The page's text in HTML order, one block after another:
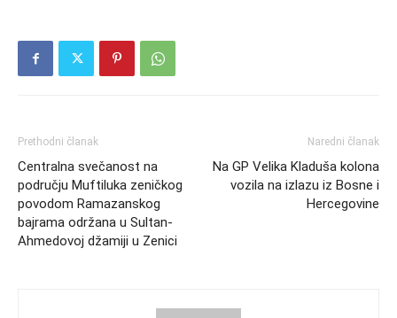
Prethodni članak
Centralna svečanost na
području Muftiluka zeničkog
povodom Ramazanskog
bajrama održana u Sultan-
Ahmedovoj džamiji u Zenici
Naredni članak
Na GP Velika Kladuša kolona
vozila na izlazu iz Bosne i
Hercegovine